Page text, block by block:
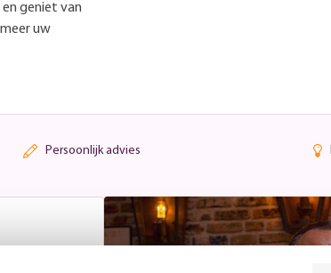
geniet van
uw
Persoonlijk advies